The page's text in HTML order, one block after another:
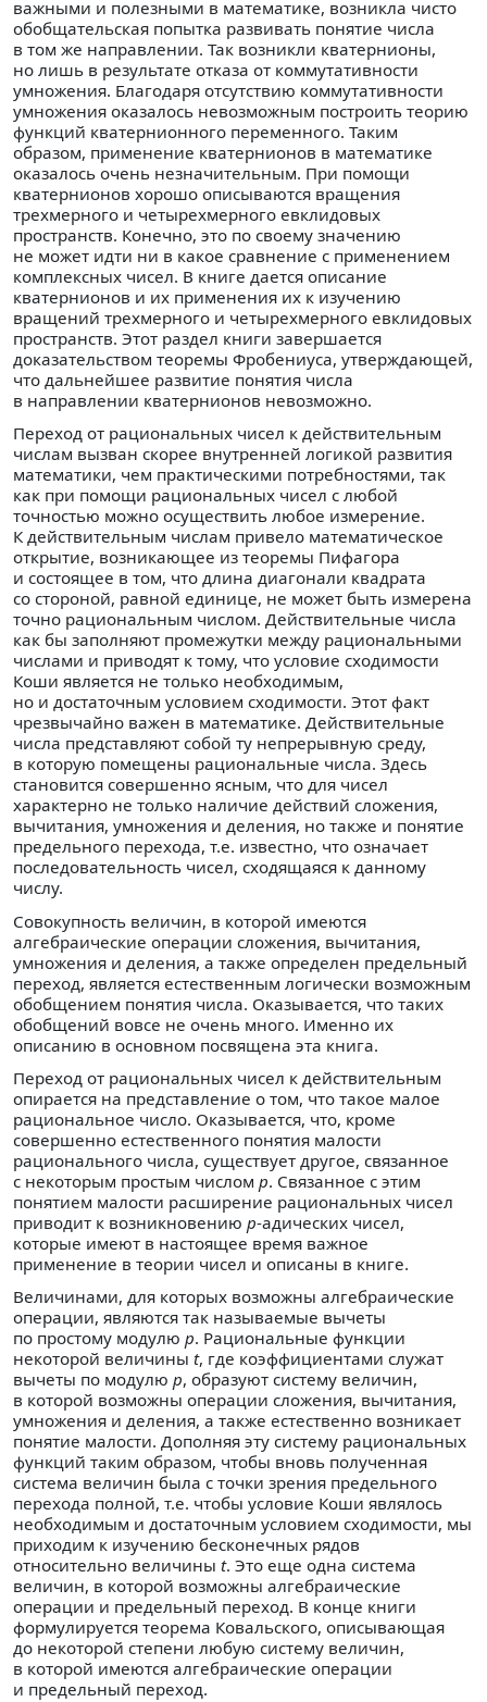
важными и полезными в математике, возникла чисто
обобщательская попытка развивать понятие числа
в том же направлении. Так возникли кватернионы,
но лишь в результате отказа от коммутативности
умножения. Благодаря отсутствию коммутативности
умножения оказалось невозможным построить теорию
функций кватернионного переменного. Таким
образом, применение кватернионов в математике
оказалось очень незначительным. При помощи
кватернионов хорошо описываются вращения
трехмерного и четырехмерного евклидовых
пространств. Конечно, это по своему значению
не может идти ни в какое сравнение с применением
комплексных чисел. В книге дается описание
кватернионов и их применения их к изучению
вращений трехмерного и четырехмерного евклидовых
пространств. Этот раздел книги завершается
доказательством теоремы Фробениуса, утверждающей,
что дальнейшее развитие понятия числа
в направлении кватернионов невозможно.
Переход от рациональных чисел к действительным
числам вызван скорее внутренней логикой развития
математики, чем практическими потребностями, так
как при помощи рациональных чисел с любой
точностью можно осуществить любое измерение.
К действительным числам привело математическое
открытие, возникающее из теоремы Пифагора
и состоящее в том, что длина диагонали квадрата
со стороной, равной единице, не может быть измерена
точно рациональным числом. Действительные числа
как бы заполняют промежутки между рациональными
числами и приводят к тому, что условие сходимости
Коши является не только необходимым,
но и достаточным условием сходимости. Этот факт
чрезвычайно важен в математике. Действительные
числа представляют собой ту непрерывную среду,
в которую помещены рациональные числа. Здесь
становится совершенно ясным, что для чисел
характерно не только наличие действий сложения,
вычитания, умножения и деления, но также и понятие
предельного перехода, т.е. известно, что означает
последовательность чисел, сходящаяся к данному
числу.
Совокупность величин, в которой имеются
алгебраические операции сложения, вычитания,
умножения и деления, а также определен предельный
переход, является естественным логически возможным
обобщением понятия числа. Оказывается, что таких
обобщений вовсе не очень много. Именно их
описанию в основном посвящена эта книга.
Переход от рациональных чисел к действительным
опирается на представление о том, что такое малое
рациональное число. Оказывается, что, кроме
совершенно естественного понятия малости
рационального числа, существует другое, связанное
с некоторым простым числом p. Связанное с этим
понятием малости расширение рациональных чисел
приводит к возникновению p-адических чисел,
которые имеют в настоящее время важное
применение в теории чисел и описаны в книге.
Величинами, для которых возможны алгебраические
операции, являются так называемые вычеты
по простому модулю p. Рациональные функции
некоторой величины t, где коэффициентами служат
вычеты по модулю p, образуют систему величин,
в которой возможны операции сложения, вычитания,
умножения и деления, а также естественно возникает
понятие малости. Дополняя эту систему рациональных
функций таким образом, чтобы вновь полученная
система величин была с точки зрения предельного
перехода полной, т.е. чтобы условие Коши являлось
необходимым и достаточным условием сходимости, мы
приходим к изучению бесконечных рядов
относительно величины t. Это еще одна система
величин, в которой возможны алгебраические
операции и предельный переход. В конце книги
формулируется теорема Ковальского, описывающая
до некоторой степени любую систему величин,
в которой имеются алгебраические операции
и предельный переход.